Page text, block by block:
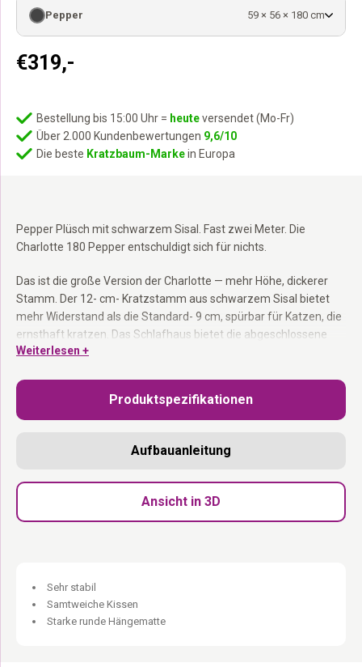
Pepper Plüsch mit schwarzem Sisal. Fast zwei Meter. Die
Charlotte 180 Pepper entschuldigt sich für nichts.
Das ist die große Version der Charlotte — mehr Höhe, dickerer
Stamm. Der 12- cm- Kratzstamm aus schwarzem Sisal bietet
mehr Widerstand als die Standard- 9 cm, spürbar für Katzen, die
ernsthaft kratzen. Das Schlafhaus bietet die abgeschlossene
Ruhe, die Katzen manchmal brauchen. Die Hängematte trägt bis
keinen abnehmbaren Bezug. Als Bausatz geliefert. In den
Niederlanden entworfen.
Privatsphäre möchte.
Stark, stabil und rebels. Keine Kompromisse.
Weiterlesen +
€319,-
Pepper 59 × 56 × 180 cm
Bestellung bis 15:00 Uhr = heuteversendet (Mo-Fr)
Über 2.000 Kundenbewertungen 9,6/10
Die beste Kratzbaum-Markein Europa
Produktspezifikationen
Aufbauanleitung
Ansicht in 3D
Sehr stabil
Samtweiche Kissen
Starke runde Hängematte